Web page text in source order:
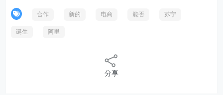
合作 新的 电商 能否 苏宁
诞生 阿里
分享